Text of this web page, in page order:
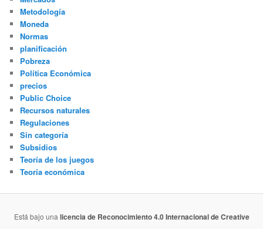
Metodología
Moneda
Normas
planificación
Pobreza
Política Económica
precios
Public Choice
Recursos naturales
Regulaciones
Sin categoría
Subsidios
Teoría de los juegos
Teoría económica
Está bajo una licencia de Reconocimiento 4.0 Internacional de Creative